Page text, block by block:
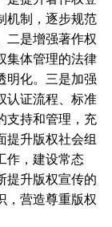
机制，逐步规范
二是增强著作权
集体管理的法律
明化。三是加强
认证流程、标准
支持和管理，充
提升版权社会组
作，建设常态
提升版权宣传的
，营造尊重版权